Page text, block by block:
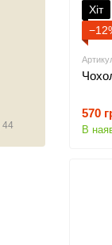
Хіт
570
В
44